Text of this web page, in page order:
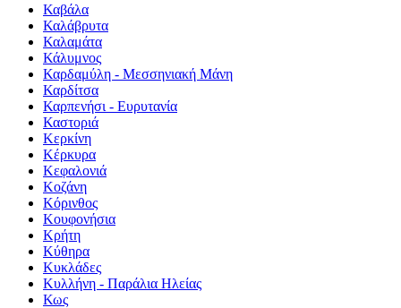
Καβάλα
Καλάβρυτα
Καλαμάτα
Κάλυμνος
Καρδαμύλη - Μεσσηνιακή Μάνη
Καρδίτσα
Καρπενήσι - Ευρυτανία
Καστοριά
Κερκίνη
Κέρκυρα
Κεφαλονιά
Κοζάνη
Κόρινθος
Κουφονήσια
Κρήτη
Κύθηρα
Κυκλάδες
Κυλλήνη - Παράλια Ηλείας
Κως